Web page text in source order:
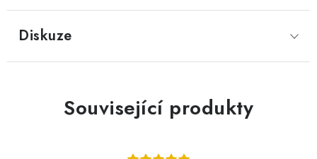
Diskuze
Související produkty